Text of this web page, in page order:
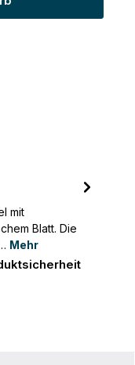
mit
Blatt. Die
Mehr